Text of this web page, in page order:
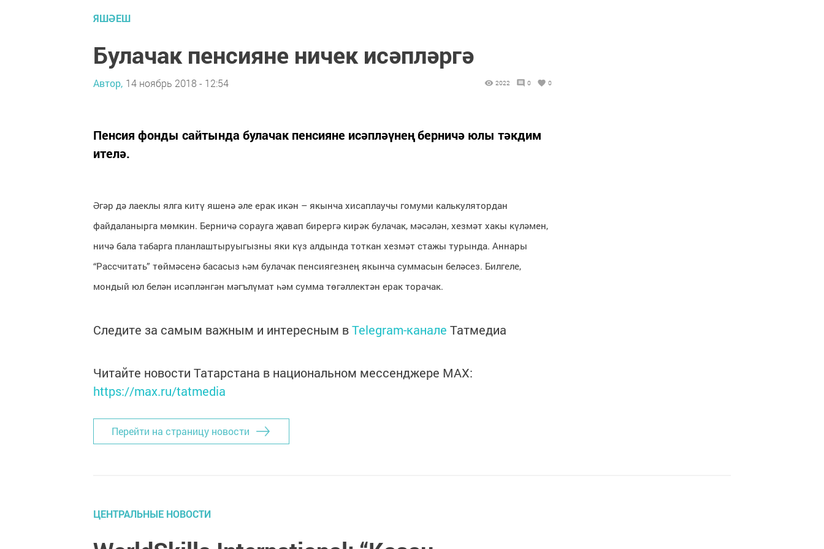
ЯШӘЕШ
Булачак пенсияне ничек исәпләргә
Автор, 14 ноябрь 2018 - 12:54 2022 0 0
Пенсия фонды сайтында булачак пенсияне исәпләүнең берничә юлы тәкдим
ителә.
Әгәр дә лаеклы ялга китү яшенә әле ерак икән – якынча хисаплаучы гомуми калькулятордан
файдаланырга мөмкин. Берничә сорауга җавап бирергә кирәк булачак, мәсәлән, хезмәт хакы күләмен,
ничә бала табарга планлаштыруыгызны яки күз алдында тоткан хезмәт стажы турында. Аннары
“Рассчитать” төймәсенә басасыз һәм булачак пенсиягезнең якынча суммасын беләсез. Билгеле,
мондый юл белән исәпләнгән мәгълүмат һәм сумма төгәллектән ерак торачак.
Следите за самым важным и интересным вTelegram-канале Татмедиа
Читайте новости Татарстана в национальном мессенджере MАХ:
https://max.ru/tatmedia
Перейти на страницу новости
ЦЕНТРАЛЬНЫЕ НОВОСТИ